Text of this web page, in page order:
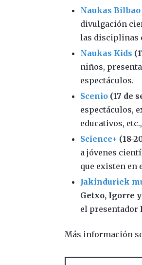
Naukas Bilbao
divulgación
las disciplinas
Naukas Kids
niños,
espectáculos.
Scenio (17 de
espectáculos,
educativos,
Science+ (18-
a jóvenes
que existen en
Jakinduriek
Getxo, Igorre
el presentador
Más información